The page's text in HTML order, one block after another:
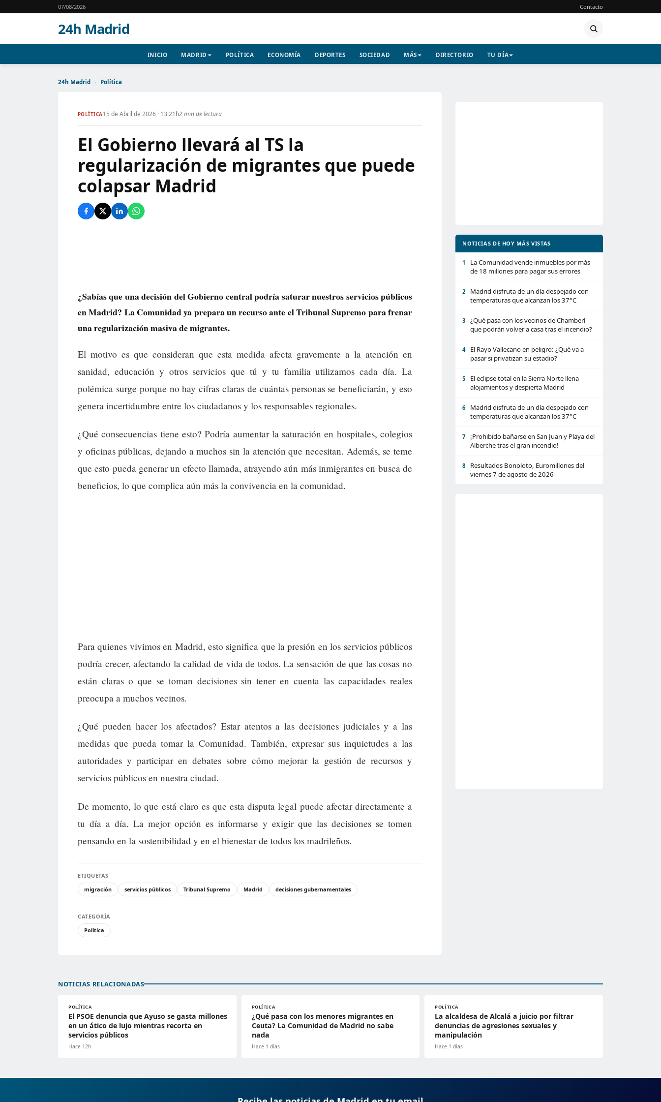
07/08/2026 Contacto
24h Madrid
INICIO MADRID POLÍTICA ECONOMÍA DEPORTES SOCIEDAD MÁS DIRECTORIO TU DÍA
24h Madrid › Política
POLÍTICA15 de Abril de 2026 · 13:21h2 min de lectura
El Gobierno llevará al TS la
regularización de migrantes que puede
colapsar Madrid
¿Sabías que una decisión del Gobierno central podría saturar nuestros servicios públicos
en Madrid? La Comunidad ya prepara un recurso ante el Tribunal Supremo para frenar
una regularización masiva de migrantes.
El motivo es que consideran que esta medida afecta gravemente a la atención en
sanidad, educación y otros servicios que tú y tu familia utilizamos cada día. La
polémica surge porque no hay cifras claras de cuántas personas se beneficiarán, y eso
genera incertidumbre entre los ciudadanos y los responsables regionales.
¿Qué consecuencias tiene esto? Podría aumentar la saturación en hospitales, colegios
y oficinas públicas, dejando a muchos sin la atención que necesitan. Además, se teme
que esto pueda generar un efecto llamada, atrayendo aún más inmigrantes en busca de
beneficios, lo que complica aún más la convivencia en la comunidad.
Para quienes vivimos en Madrid, esto significa que la presión en los servicios públicos
podría crecer, afectando la calidad de vida de todos. La sensación de que las cosas no
están claras o que se toman decisiones sin tener en cuenta las capacidades reales
preocupa a muchos vecinos.
¿Qué pueden hacer los afectados? Estar atentos a las decisiones judiciales y a las
medidas que pueda tomar la Comunidad. También, expresar sus inquietudes a las
autoridades y participar en debates sobre cómo mejorar la gestión de recursos y
servicios públicos en nuestra ciudad.
De momento, lo que está claro es que esta disputa legal puede afectar directamente a
tu día a día. La mejor opción es informarse y exigir que las decisiones se tomen
pensando en la sostenibilidad y en el bienestar de todos los madrileños.
ETIQUETAS
migración
servicios públicos Tribunal Supremo Madrid decisiones gubernamentales
CATEGORÍA
Política
NOTICIAS DE HOY MÁS VISTAS
1
La Comunidad vende inmuebles por más
de 18 millones para pagar sus errores
2
Madrid disfruta de un día despejado con
temperaturas que alcanzan los 37°C
3
¿Qué pasa con los vecinos de Chamberí
que podrán volver a casa tras el incendio?
4
El Rayo Vallecano en peligro: ¿Qué va a
pasar si privatizan su estadio?
5
El eclipse total en la Sierra Norte llena
alojamientos y despierta Madrid
6
Madrid disfruta de un día despejado con
temperaturas que alcanzan los 37°C
7
¡Prohibido bañarse en San Juan y Playa del
Alberche tras el gran incendio!
8
Resultados Bonoloto, Euromillones del
viernes 7 de agosto de 2026
NOTICIAS RELACIONADAS
POLÍTICA
El PSOE denuncia que Ayuso se gasta millones
en un ático de lujo mientras recorta en
servicios públicos
Hace 12h
POLÍTICA
¿Qué pasa con los menores migrantes en
Ceuta? La Comunidad de Madrid no sabe
nada
Hace 1 días
POLÍTICA
La alcaldesa de Alcalá a juicio por filtrar
denuncias de agresiones sexuales y
manipulación
Hace 1 días